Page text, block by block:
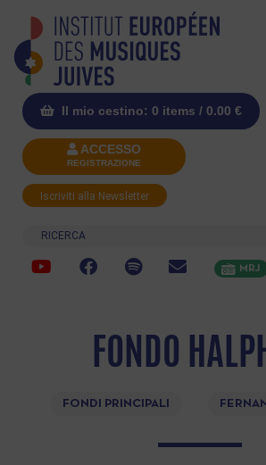
Il mio cestino: 0 items / 0.00 €
ACCESSO
REGISTRAZIONE
Iscriviti alla Newsletter
Ricerca
MRJ
FONDO
FONDI PRINCIPALI